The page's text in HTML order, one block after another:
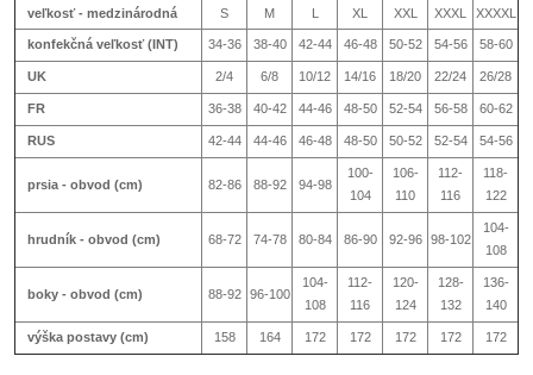
veľkosť - medzinárodná S M L XL XXL XXXL XXXXL
konfekčná veľkosť (INT) 34-36 38-40 42-44 46-48 50-52 54-56 58-60
UK 2/4 6/8 10/12 14/16 18/20 22/24 26/28
FR 36-38 40-42 44-46 48-50 52-54 56-58 60-62
RUS 42-44 44-46 46-48 48-50 50-52 52-54 54-56
prsia - obvod (cm) 82-86 88-92 94-98
100-
104
106-
110
112-
116
118-
122
hrudník - obvod (cm) 68-72 74-78 80-84 86-90 92-96 98-102
104-
108
boky - obvod (cm) 88-92 96-100
104-
108
112-
116
120-
124
128-
132
136-
140
výška postavy (cm) 158 164 172 172 172 172 172